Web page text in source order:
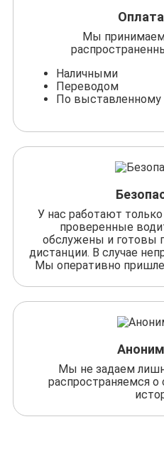
Мы
Наличными
Переводом
По
У нас работают
проверенные
обслужены и готовы
дистанции. В случае
Мы оперативно
Мы не задаем
распространяемся о